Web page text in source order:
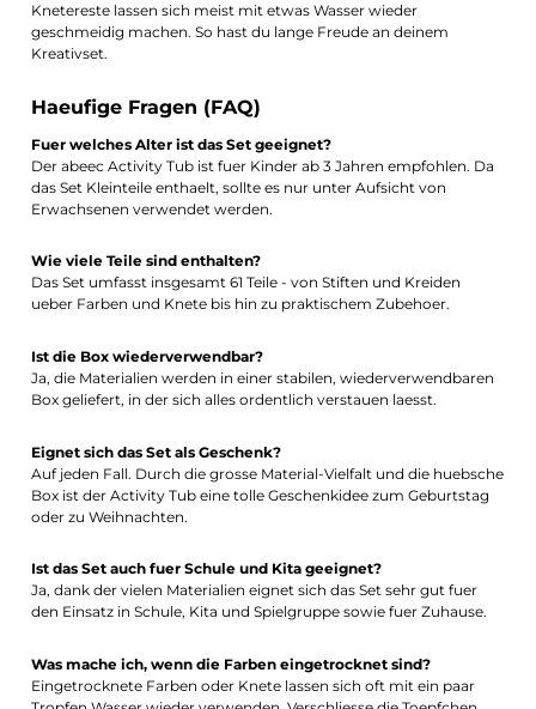
Knetereste lassen sich meist mit etwas Wasser wieder
geschmeidig machen. So hast du lange Freude an deinem
Kreativset.
Haeufige Fragen (FAQ)
Fuer welches Alter ist das Set geeignet?
Der abeec Activity Tub ist fuer Kinder ab 3 Jahren empfohlen. Da
das Set Kleinteile enthaelt, sollte es nur unter Aufsicht von
Erwachsenen verwendet werden.
Wie viele Teile sind enthalten?
Das Set umfasst insgesamt 61 Teile - von Stiften und Kreiden
ueber Farben und Knete bis hin zu praktischem Zubehoer.
Ist die Box wiederverwendbar?
Ja, die Materialien werden in einer stabilen, wiederverwendbaren
Box geliefert, in der sich alles ordentlich verstauen laesst.
Eignet sich das Set als Geschenk?
Auf jeden Fall. Durch die grosse Material-Vielfalt und die huebsche
Box ist der Activity Tub eine tolle Geschenkidee zum Geburtstag
oder zu Weihnachten.
Ist das Set auch fuer Schule und Kita geeignet?
Ja, dank der vielen Materialien eignet sich das Set sehr gut fuer
den Einsatz in Schule, Kita und Spielgruppe sowie fuer Zuhause.
Was mache ich, wenn die Farben eingetrocknet sind?
Eingetrocknete Farben oder Knete lassen sich oft mit ein paar